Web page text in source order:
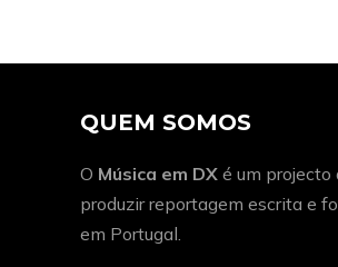
QUEM SOMOS
O Música em DX é um projecto
produzir reportagem escrita e
em Portugal.